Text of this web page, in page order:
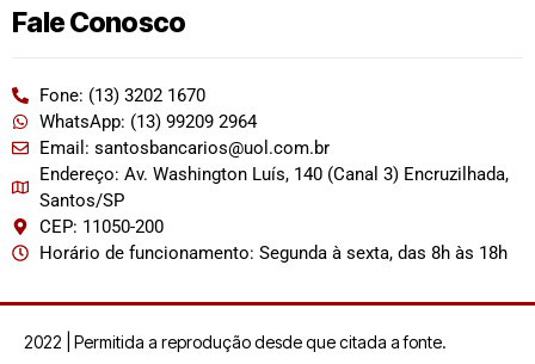
Fale Conosco
Fone: (13) 3202 1670
WhatsApp: (13) 99209 2964
Email: santosbancarios@uol.com.br
Endereço: Av. Washington Luís, 140 (Canal 3) Encruzilhada,
Santos/SP
CEP: 11050-200
Horário de funcionamento: Segunda à sexta, das 8h às 18h
2022 | Permitida a reprodução desde que citada a fonte.